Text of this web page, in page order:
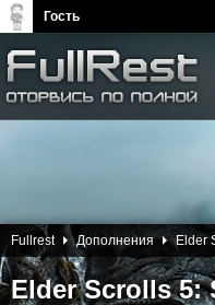
Elder Scrolls 5:
Fullrest Дополнения Elder
Гость